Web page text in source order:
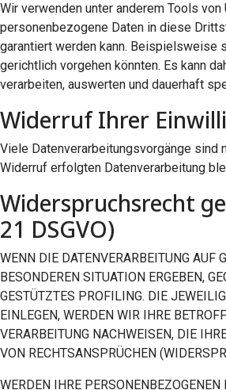
Wir verwenden unter anderem Tools
personenbezogene Daten in diese
garantiert werden kann. Beispielsweise
gerichtlich vorgehen könnten. Es kann
verarbeiten, auswerten und dauerhaft
Widerruf Ihrer
Viele Datenverarbeitungsvorgänge sind
Widerruf erfolgten Datenverarbeitung
Widerspruchsrecht
21 DSGVO)
WENN DIE DATENVERARBEITUNG AUF
BESONDEREN SITUATION ERGEBEN,
GESTÜTZTES PROFILING. DIE
EINLEGEN, WERDEN WIR IHRE
VERARBEITUNG NACHWEISEN, DIE
VON RECHTSANSPRÜCHEN
WERDEN IHRE